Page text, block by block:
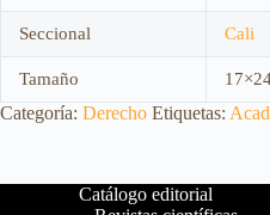
Seccional Cali
Tamaño
Categoría: Derecho Etiquetas:
Catálogo editorial